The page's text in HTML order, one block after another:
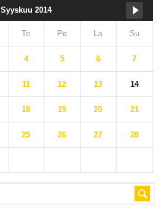
Syyskuu 2014
To Pe La Su
4 5 6 7
11 12 13 14
18 19 20 21
25 26 27 28